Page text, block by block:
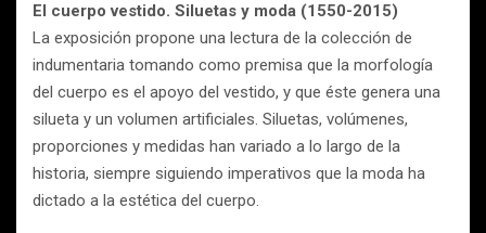
El cuerpo vestido. Siluetas y moda (1550-2015)
La exposición propone una lectura de la colección de
indumentaria tomando como premisa que la morfología
del cuerpo es el apoyo del vestido, y que éste genera una
silueta y un volumen artificiales. Siluetas, volúmenes,
proporciones y medidas han variado a lo largo de la
historia, siempre siguiendo imperativos que la moda ha
dictado a la estética del cuerpo.